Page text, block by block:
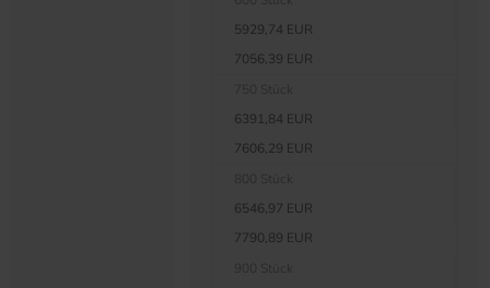
5929,74 EUR
7056,39 EUR
6391,84 EUR
7606,29 EUR
6546,97 EUR
7790,89 EUR